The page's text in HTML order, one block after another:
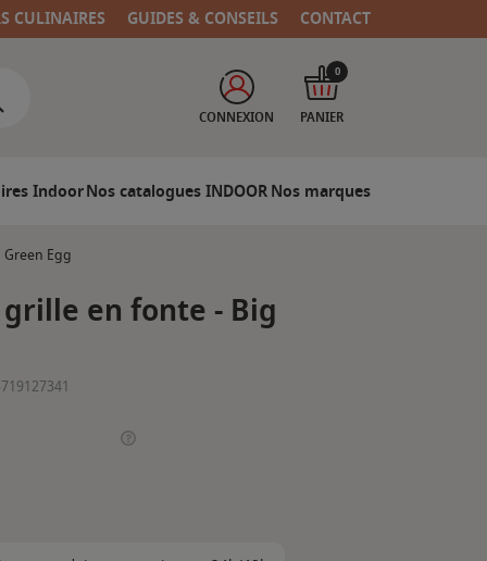
CULINAIRES GUIDES & CONSEILS CONTACT
CONNEXION PANIER
0
IndoorNos catalogues INDOORNos marques
Egg
en fonte - Big